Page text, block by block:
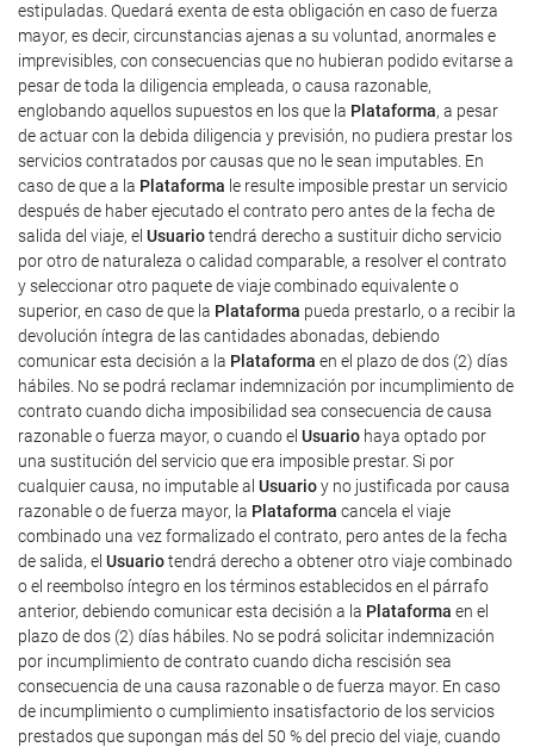
estipuladas. Quedará exenta de esta obligación en caso de fuerza
mayor, es decir, circunstancias ajenas a su voluntad, anormales e
imprevisibles, con consecuencias que no hubieran podido evitarse a
pesar de toda la diligencia empleada, o causa razonable,
englobando aquellos supuestos en los que la Plataforma, a pesar
de actuar con la debida diligencia y previsión, no pudiera prestar los
servicios contratados por causas que no le sean imputables. En
caso de que a la Plataforma le resulte imposible prestar un servicio
después de haber ejecutado el contrato pero antes de la fecha de
salida del viaje, el Usuariotendrá derecho a sustituir dicho servicio
por otro de naturaleza o calidad comparable, a resolver el contrato
y seleccionar otro paquete de viaje combinado equivalente o
superior, en caso de que la Plataforma pueda prestarlo, o a recibir la
devolución íntegra de las cantidades abonadas, debiendo
comunicar esta decisión a la Plataforma en el plazo de dos (2) días
hábiles. No se podrá reclamar indemnización por incumplimiento de
contrato cuando dicha imposibilidad sea consecuencia de causa
razonable o fuerza mayor, o cuando el Usuario haya optado por
una sustitución del servicio que era imposible prestar. Si por
cualquier causa, no imputable al Usuarioy no justificada por causa
razonable o de fuerza mayor, la Plataforma cancela el viaje
combinado una vez formalizado el contrato, pero antes de la fecha
de salida, el Usuariotendrá derecho a obtener otro viaje combinado
o el reembolso íntegro en los términos establecidos en el párrafo
anterior, debiendo comunicar esta decisión a la Plataforma en el
plazo de dos (2) días hábiles. No se podrá solicitar indemnización
por incumplimiento de contrato cuando dicha rescisión sea
consecuencia de una causa razonable o de fuerza mayor. En caso
de incumplimiento o cumplimiento insatisfactorio de los servicios
prestados que supongan más del 50 % del precio del viaje, cuando